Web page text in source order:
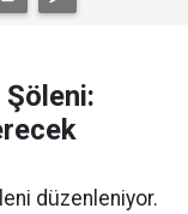
Şöleni:
düzenleniyor.